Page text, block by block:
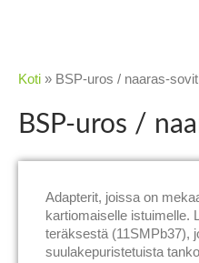
Koti » BSP-uros / naaras-
BSP-uros /
Adapterit, joissa on
kartiomaiselle istuimelle.
teräksestä (11SMPb37),
suulakepuristetuista